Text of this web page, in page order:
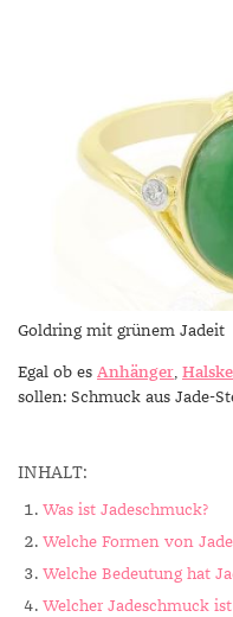
Goldring mit grünem Jadeit
Egal ob es Anhänger,
sollen: Schmuck aus Jade-
INHALT:
Was ist Jadeschmuck?
Welche Formen von
Welche Bedeutung hat
Welcher Jadeschmuck